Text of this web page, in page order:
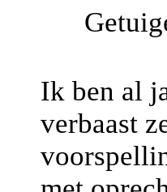
Ik ben al
verbaast